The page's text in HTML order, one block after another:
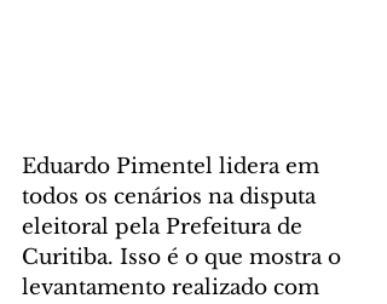
Eduardo Pimentel lidera em
todos os cenários na disputa
eleitoral pela Prefeitura de
Curitiba. Isso é o que mostra o
levantamento realizado com